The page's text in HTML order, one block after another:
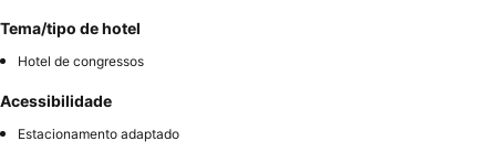
Tema/tipo de hotel
Hotel de congressos
Acessibilidade
Estacionamento adaptado